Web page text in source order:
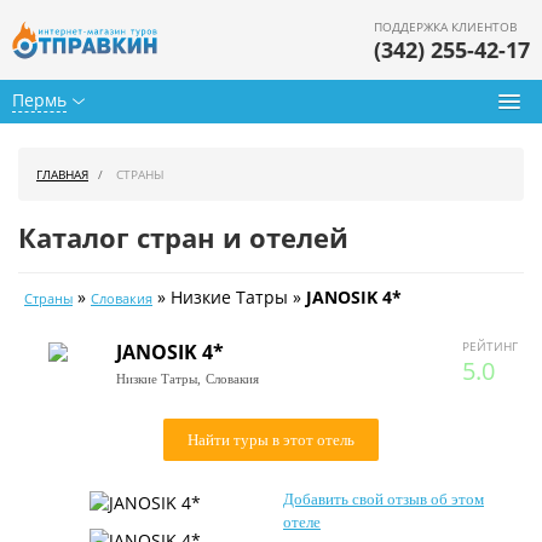
Пермь
ПОДДЕРЖКА КЛИЕНТОВ
(342) 255-42-17
Календарь туров
Цены дня
ГЛАВНАЯ СТРАНЫ
Каталог стран и отелей
Страны » Словакия » Низкие Татры » JANOSIK 4*
РЕЙТИНГ
5.0
JANOSIK 4*
Низкие Татры, Словакия
Найти туры в этот отель
Добавить свой отзыв об этом
отеле